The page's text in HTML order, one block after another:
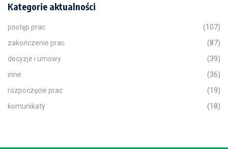
Kategorie aktualności
postęp prac
(107)
zakończenie prac
(87)
decyzje i umowy
(39)
inne
(36)
rozpoczęcie prac
(19)
komunikaty
(18)